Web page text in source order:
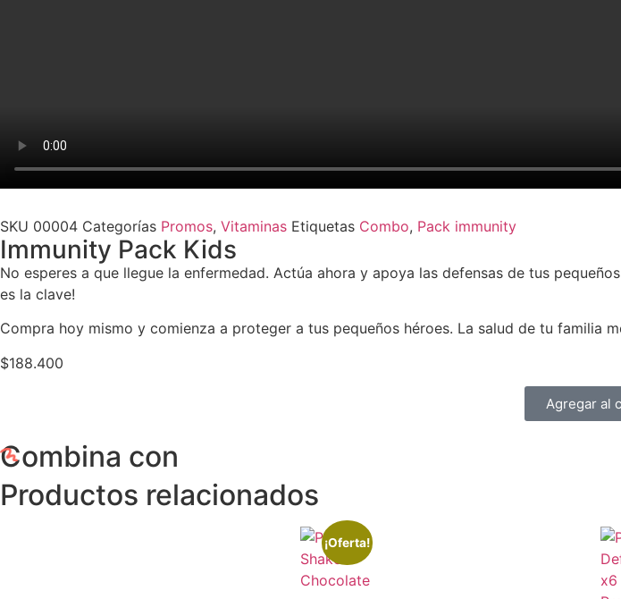
SKU 00004 Categorías Promos, Vitaminas Etiquetas Combo, Pack immunity
Immunity Pack Kids
No esperes a que llegue la enfermedad. Actúa ahora y apoya las defensas de tus
es la clave!
Compra hoy mismo y comienza a proteger a tus pequeños héroes. La salud de tu familia
$188.400
Agregar al
Combina con
Productos relacionados
¡Oferta!